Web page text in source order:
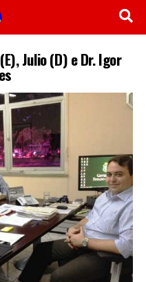
Julio (D) e Dr. Igor